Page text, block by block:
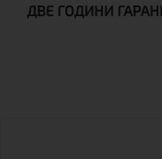
ДВЕ ГОДИНИ